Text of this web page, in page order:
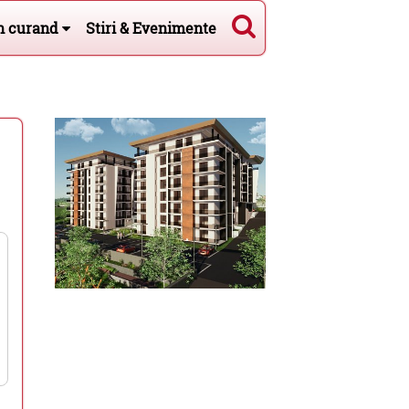
curand Stiri & Evenimente